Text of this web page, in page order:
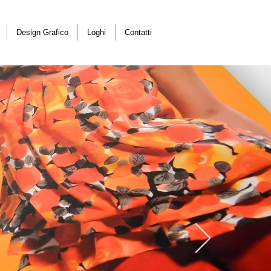
Design Grafico Loghi Contatti